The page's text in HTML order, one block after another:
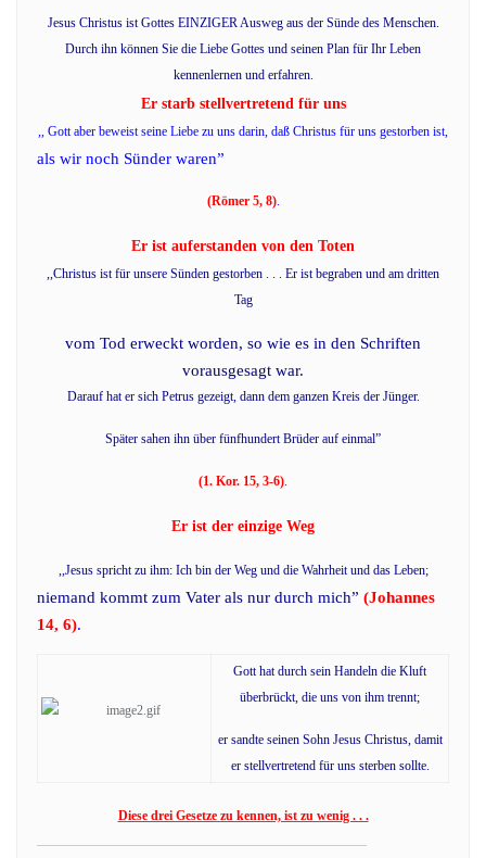
Jesus Christus ist Gottes EINZIGER Ausweg aus der Sünde des Menschen.
Durch ihn können Sie die Liebe Gottes und seinen Plan für Ihr Leben
kennenlernen und erfahren.
Er starb stellvertretend für uns
,, Gott aber beweist seine Liebe zu uns darin, daß Christus für uns gestorben ist,
als wir noch Sünder waren”
(Römer 5, 8).
Er ist auferstanden von den Toten
,,Christus ist für unsere Sünden gestorben . . . Er ist begraben und am dritten
Tag
vom Tod erweckt worden, so wie es in den Schriften
vorausgesagt war.
Darauf hat er sich Petrus gezeigt, dann dem ganzen Kreis der Jünger.
Später sahen ihn über fünfhundert Brüder auf einmal”
(1. Kor. 15, 3-6).
Er ist der einzige Weg
,,Jesus spricht zu ihm: Ich bin der Weg und die Wahrheit und das Leben;
niemand kommt zum Vater als nur durch mich” (Johannes
14, 6).
Gott hat durch sein Handeln die Kluft
überbrückt, die uns von ihm trennt;
er sandte seinen Sohn Jesus Christus, damit
er stellvertretend für uns sterben sollte.
Diese drei Gesetze zu kennen, ist zu wenig . . .